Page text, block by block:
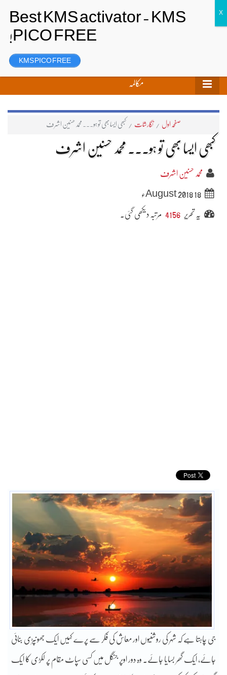
رجسٹر
مکالمہ
صفحہ اول / نگارشات / کبھی ایسا بھی تو ہو۔۔۔ محمد حسنین اشرف
کبھی ایسا بھی تو ہو۔۔۔ محمد حسنین اشرف
محمد حسنین اشرف
18 August 2018ء
یہ تحریر 4156 مرتبہ دیکھی گئی۔
جی چاہتا ہے کہ شہر کی روشنیوں اور معاش کی فکر سے پرے کہیں ایک جھونپڑی بنائی
جائے، ایک گھر بسایا جائے۔ وہ دور اوپر جنگل میں کسی سپاٹ مقام پر لکڑی کا ایک
KMS PICO FREE